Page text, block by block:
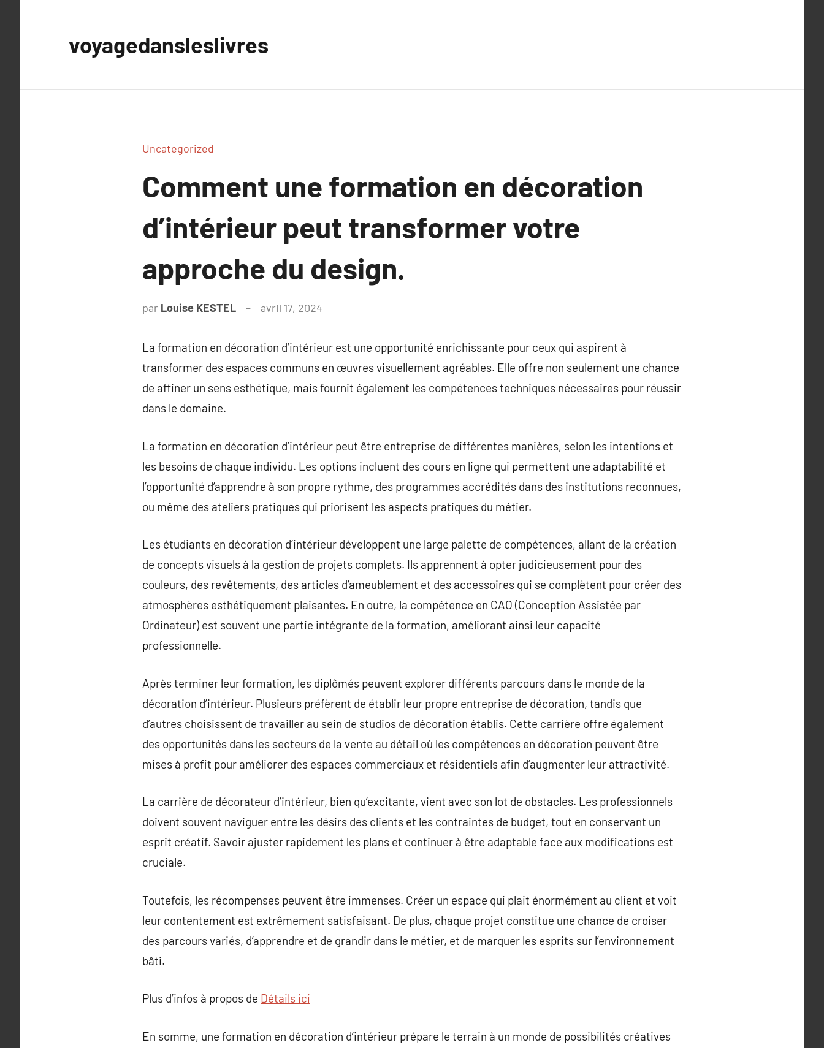
voyagedansleslivres
Uncategorized
Comment une formation en décoration
d’intérieur peut transformer votre
approche du design.
par Louise KESTEL avril 17, 2024
La formation en décoration d’intérieur est une opportunité enrichissante pour ceux qui aspirent à
transformer des espaces communs en œuvres visuellement agréables. Elle offre non seulement une chance
de affiner un sens esthétique, mais fournit également les compétences techniques nécessaires pour réussir
dans le domaine.
La formation en décoration d’intérieur peut être entreprise de différentes manières, selon les intentions et
les besoins de chaque individu. Les options incluent des cours en ligne qui permettent une adaptabilité et
l’opportunité d’apprendre à son propre rythme, des programmes accrédités dans des institutions reconnues,
ou même des ateliers pratiques qui priorisent les aspects pratiques du métier.
Les étudiants en décoration d’intérieur développent une large palette de compétences, allant de la création
de concepts visuels à la gestion de projets complets. Ils apprennent à opter judicieusement pour des
couleurs, des revêtements, des articles d’ameublement et des accessoires qui se complètent pour créer des
atmosphères esthétiquement plaisantes. En outre, la compétence en CAO (Conception Assistée par
Ordinateur) est souvent une partie intégrante de la formation, améliorant ainsi leur capacité
professionnelle.
Après terminer leur formation, les diplômés peuvent explorer différents parcours dans le monde de la
décoration d’intérieur. Plusieurs préfèrent de établir leur propre entreprise de décoration, tandis que
d’autres choisissent de travailler au sein de studios de décoration établis. Cette carrière offre également
des opportunités dans les secteurs de la vente au détail où les compétences en décoration peuvent être
mises à profit pour améliorer des espaces commerciaux et résidentiels afin d’augmenter leur attractivité.
La carrière de décorateur d’intérieur, bien qu’excitante, vient avec son lot de obstacles. Les professionnels
doivent souvent naviguer entre les désirs des clients et les contraintes de budget, tout en conservant un
esprit créatif. Savoir ajuster rapidement les plans et continuer à être adaptable face aux modifications est
cruciale.
Toutefois, les récompenses peuvent être immenses. Créer un espace qui plait énormément au client et voit
leur contentement est extrêmement satisfaisant. De plus, chaque projet constitue une chance de croiser
des parcours variés, d’apprendre et de grandir dans le métier, et de marquer les esprits sur l’environnement
bâti.
Plus d’infos à propos de Détails ici
En somme, une formation en décoration d’intérieur prépare le terrain à un monde de possibilités créatives